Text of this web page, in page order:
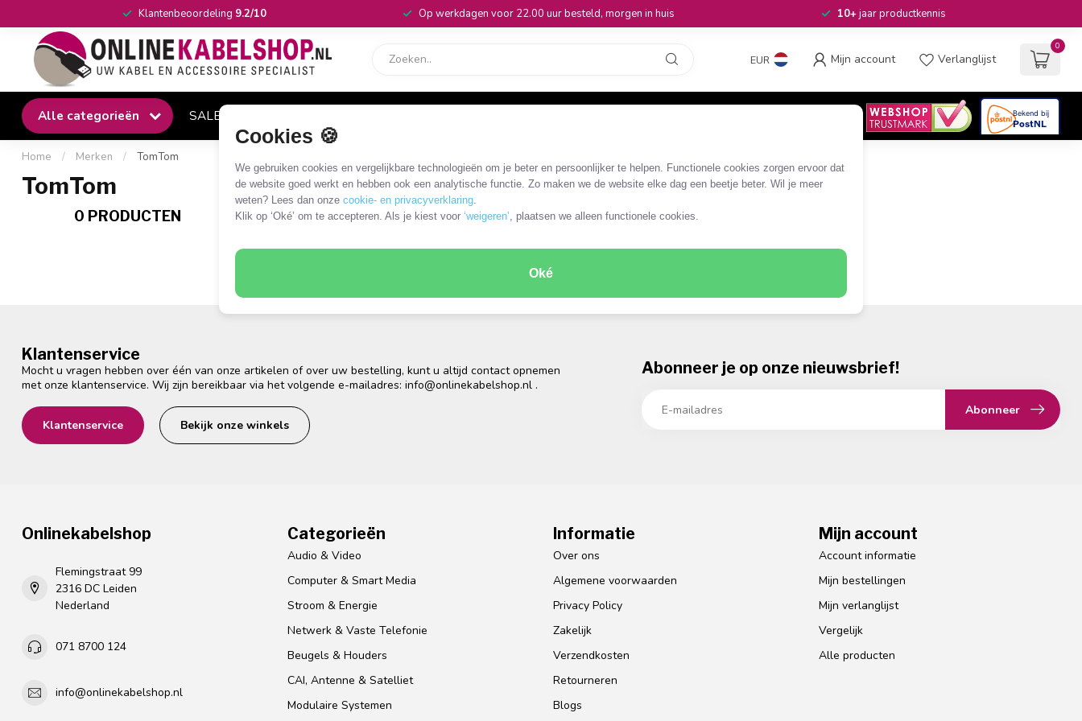
Cookies 🍪
We gebruiken cookies en vergelijkbare technologieën om je beter en persoonlijker te helpen. Functionele cookies zorgen ervoor dat
de website goed werkt en hebben ook een analytische functie. Zo maken we de website elke dag een beetje beter. Wil je meer
weten? Lees dan onze cookie- en privacyverklaring.
Klik op ‘Oké’ om te accepteren. Als je kiest voor ‘weigeren’, plaatsen we alleen functionele cookies.
Oké
Klantenbeoordeling 9.2/10 Op werkdagen voor 22.00 uur besteld, morgen in huis 10+jaar productkennis
EUR Mijn account Verlanglijst
0
Alle categorieën SALE
Home / Merken / TomTom
TomTom
0 PRODUCTEN
Klantenservice
Mocht u vragen hebben over één van onze artikelen of over uw bestelling, kunt u altijd contact opnemen
met onze klantenservice. Wij zijn bereikbaar via het volgende e-mailadres: info@onlinekabelshop.nl .
Klantenservice Bekijk onze winkels
Abonneer je op onze nieuwsbrief!
Abonneer
Onlinekabelshop
Flemingstraat 99
2316 DC Leiden
Nederland
071 8700 124
info@onlinekabelshop.nl
Categorieën
Audio & Video
Computer & Smart Media
Stroom & Energie
Netwerk & Vaste Telefonie
Beugels & Houders
CAI, Antenne & Satelliet
Modulaire Systemen
Informatie
Over ons
Algemene voorwaarden
Privacy Policy
Zakelijk
Verzendkosten
Retourneren
Blogs
Mijn account
Account informatie
Mijn bestellingen
Mijn verlanglijst
Vergelijk
Alle producten